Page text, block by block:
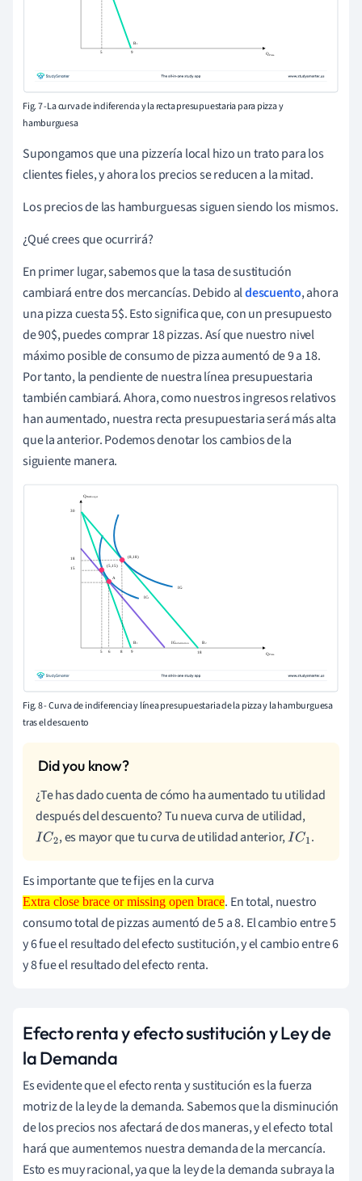
Fig. 7 -La curva de indiferencia y la recta presupuestaria para pizza y
hamburguesa
Supongamos que una pizzería local hizo un trato para los
clientes fieles, y ahora los precios se reducen a la mitad.
Los precios de las hamburguesas siguen siendo los mismos.
¿Qué crees que ocurrirá?
En primer lugar, sabemos que la tasa de sustitución
cambiará entre dos mercancías. Debido aldescuento, ahora
una pizza cuesta 5$. Esto significa que, con un presupuesto
de 90$, puedes comprar 18 pizzas. Así que nuestro nivel
máximo posible de consumo de pizza aumentó de 9 a 18.
Por tanto, la pendiente de nuestra línea presupuestaria
también cambiará. Ahora, como nuestros ingresos relativos
han aumentado, nuestra recta presupuestaria será más alta
que la anterior. Podemos denotar los cambios de la
siguiente manera.
Fig. 8 - Curva de indiferencia y línea presupuestaria de la pizza y la hamburguesa
tras el descuento
¿Te has dado cuenta de cómo ha aumentado tu utilidad
después del descuento? Tu nueva curva de utilidad,
IC2 , es mayor que tu curva de utilidad anterior,IC1 .
Es importante que te fijes en la curva
Extra close brace or missing open brace
Extra close brace or missing open
brace
. En total, nuestro
consumo total de pizzas aumentó de 5 a 8. El cambio entre 5
y 6 fue el resultado del efecto sustitución, y el cambio entre 6
y 8 fue el resultado del efecto renta.
Efecto renta y efecto sustitución y Ley de
la Demanda
Es evidente que el efecto renta y sustitución es la fuerza
motriz de la ley de la demanda. Sabemos que la disminución
de los precios nos afectará de dos maneras, y el efecto total
hará que aumentemos nuestra demanda de la mercancía.
Esto es muy racional, ya que la ley de la demanda subraya la